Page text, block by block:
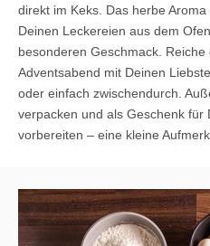
direkt im Keks. Das herbe
Deinen Leckereien aus dem
besonderen Geschmack. Reiche
Adventsabend mit Deinen
oder einfach zwischendurch.
verpacken und als Geschenk für
vorbereiten – eine kleine